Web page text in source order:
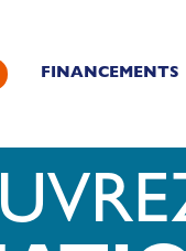
FINANCEMENTS